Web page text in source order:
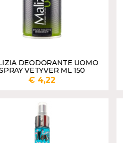
DEODORANTE UOMO
VETYVER ML 150
€ 4,22